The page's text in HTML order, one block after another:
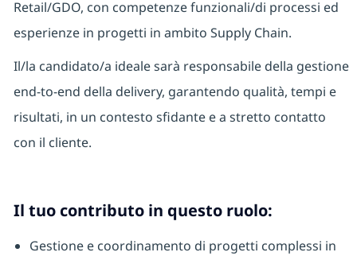
Retail/GDO, con competenze funzionali/di processi ed
esperienze in progetti in ambito Supply Chain.
Il/la candidato/a ideale sarà responsabile della gestione
end-to-end della delivery, garantendo qualità, tempi e
risultati, in un contesto sfidante e a stretto contatto
con il cliente.
Il tuo contributo in questo ruolo:
Gestione e coordinamento di progetti complessi in